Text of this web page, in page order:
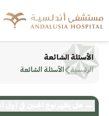
الأسئلة الشائعة
الرئيسية الأسئلة الشائعة